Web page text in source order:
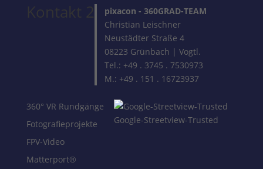
Kontakt 2 pixacon - 360GRAD-TEAM
Christian Leischner
Neustädter Straße 4
08223 Grünbach | Vogtl.
Tel.: +49 . 3745 . 7530973
M.: +49 . 151 . 16723937
360° VR Rundgänge
Fotografieprojekte
FPV-Video
Matterport®
Google-Streetview-Trusted